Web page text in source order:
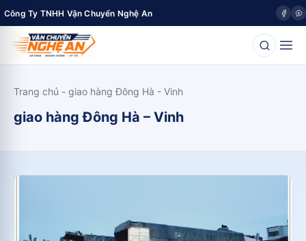
Công Ty TNHH Vận Chuyển Nghệ An
Trang chủ - giao hàng Đông Hà - Vinh
giao hàng Đông Hà – Vinh